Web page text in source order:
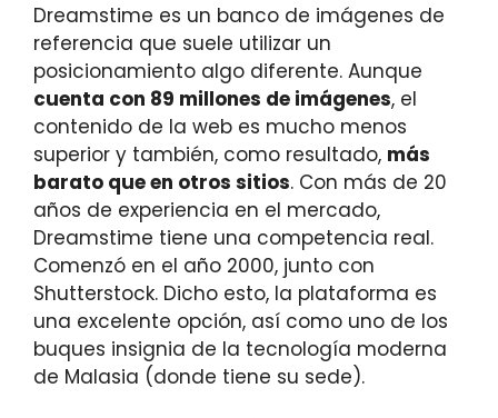
Dreamstime es un banco de imágenes de
referencia que suele utilizar un
posicionamiento algo diferente. Aunque
cuenta con 89 millones de imágenes, el
contenido de la web es mucho menos
superior y también, como resultado, más
barato que en otros sitios. Con más de 20
años de experiencia en el mercado,
Dreamstime tiene una competencia real.
Comenzó en el año 2000, junto con
Shutterstock. Dicho esto, la plataforma es
una excelente opción, así como uno de los
buques insignia de la tecnología moderna
de Malasia (donde tiene su sede).